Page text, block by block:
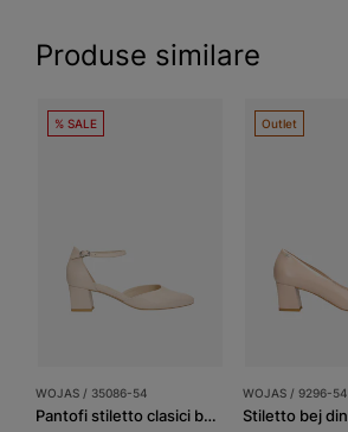
Produse similare
% SALE
WOJAS / 35086-54
Pantofi stiletto clasici bej cu închidere în jurul gleznei
Outlet
WOJAS / 9296-54